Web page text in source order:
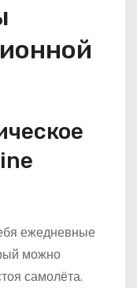
ежедневные
можно
самолёта.